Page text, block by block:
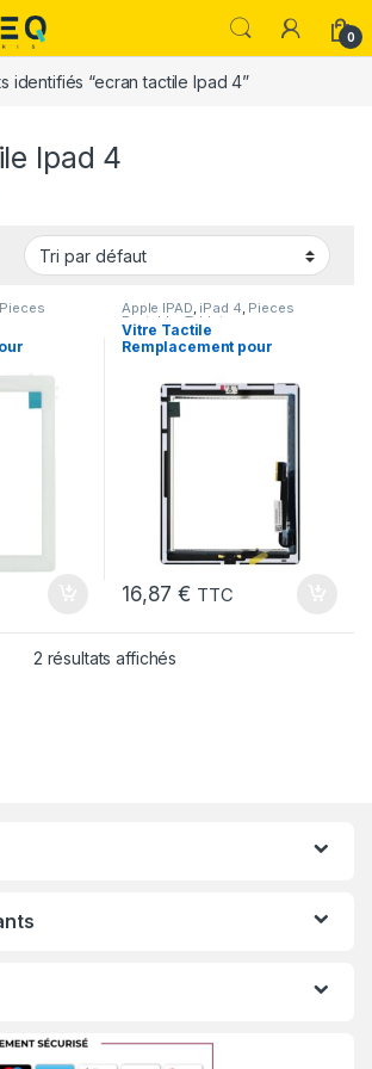
0
identifiés “ecran tactile Ipad 4”
Ipad 4
Pieces Apple IPAD, iPad 4, Pieces
Portable Tablets
Vitre Tactile
Remplacement pour
HOME Pre-Monte
16,87€ TTC
2 résultats affichés